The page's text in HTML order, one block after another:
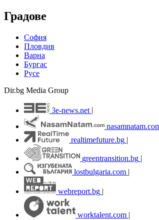
Градове
София
Пловдив
Варна
Бургас
Русе
Dir.bg Media Group
3e-news.net
realtimefuture.bg |
greentransition.bg |
lostbulgaria.com |
webreport.bg |
worktalent.com |